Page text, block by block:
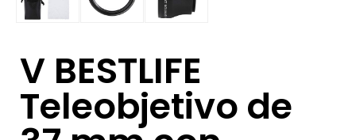
V BESTLIFE
Teleobjetivo de